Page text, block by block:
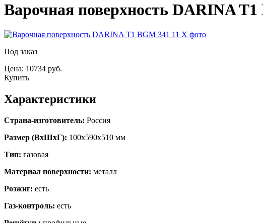
Варочная поверхность DARINA T1
Под заказ
Цена: 10734 руб.
Купить
Характеристики
Страна-изготовитель: Россия
Размер (ВхШхГ): 100х590х510 мм
Тип: газовая
Материал поверхности: металл
Розжиг: есть
Газ-контроль: есть